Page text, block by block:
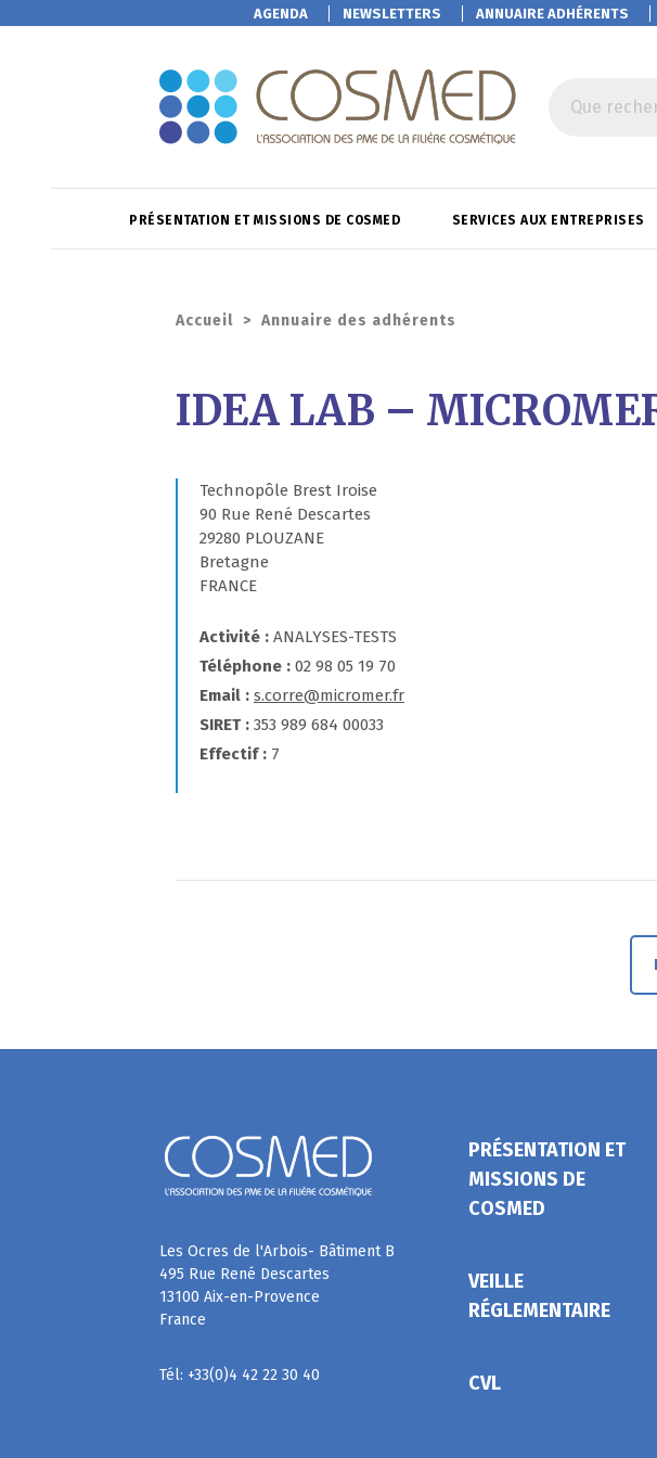
AGENDA NEWSLETTERS ANNUAIRE ADHÉRENTS
Que
PRÉSENTATION ET MISSIONS DE COSMED SERVICES AUX ENTREPRISES
Accueil > Annuaire des adhérents
IDEA LAB –
Technopôle Brest Iroise
90 Rue René Descartes
29280 PLOUZANE
Bretagne
FRANCE
Activité
ANALYSES-TESTS
Téléphone
02 98 05 19 70
Email
s.corre@micromer.fr
SIRET
353 989 684 00033
Effectif
7
Les Ocres de l'Arbois- Bâtiment B
495 Rue René Descartes
13100 Aix-en-Provence
France
Tél: +33(0)4 42 22 30 40
PRÉSENTATION ET
MISSIONS DE
COSMED
VEILLE
RÉGLEMENTAIRE
CVL